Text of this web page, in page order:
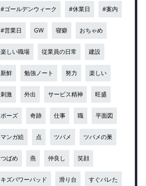
#ゴールデンウィーク #休業日 #案内
#営業日 GW 寝癖 おちゃめ
楽しい職場 従業員の日常 建設
新鮮 勉強ノート 努力 楽しい
刺激 外出 サービス精神 旺盛
ポーズ 奇跡 仕事 職 平面図
マンガ絵 点 ツバメ ツバメの巣
つばめ 燕 仲良し 笑顔
キズパワーパッド 滑り台 すぐバレた